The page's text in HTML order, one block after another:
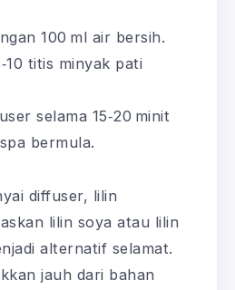
100 ml air bersih.
titis minyak pati
selama 15‑20 minit
bermula.
diffuser, lilin
lilin soya atau lilin
alternatif selamat.
jauh dari bahan